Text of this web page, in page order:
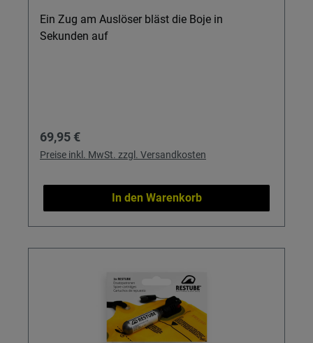
Ein Zug am Auslöser bläst die Boje in
Sekunden auf
Regulärer Preis:
69,95 €
Preise inkl. MwSt. zzgl. Versandkosten
In den Warenkorb